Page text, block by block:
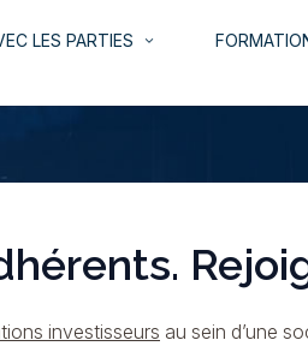
LES PARTIES
keyboard_arrow_down
investisseurs au sein d’une